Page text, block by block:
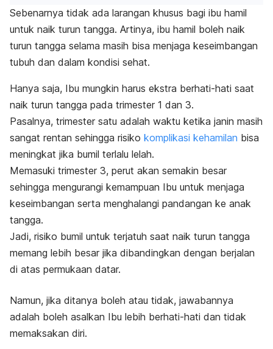
Sebenarnya tidak ada larangan khusus bagi ibu hamil
untuk naik turun tangga. Artinya, ibu hamil boleh naik
turun tangga selama masih bisa menjaga keseimbangan
tubuh dan dalam kondisi sehat.
Hanya saja, Ibu mungkin harus ekstra berhati-hati saat
naik turun tangga pada trimester 1 dan 3.
Pasalnya, trimester satu adalah waktu ketika janin masih
sangat rentan sehingga risiko komplikasi kehamilan bisa
meningkat jika bumil terlalu lelah.
Memasuki trimester 3, perut akan semakin besar
sehingga mengurangi kemampuan Ibu untuk menjaga
keseimbangan serta menghalangi pandangan ke anak
tangga.
Jadi, risiko bumil untuk terjatuh saat naik turun tangga
memang lebih besar jika dibandingkan dengan berjalan
di atas permukaan datar.
Namun, jika ditanya boleh atau tidak, jawabannya
adalah boleh asalkan Ibu lebih berhati-hati dan tidak
memaksakan diri.